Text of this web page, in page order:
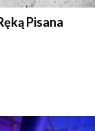
Pisana